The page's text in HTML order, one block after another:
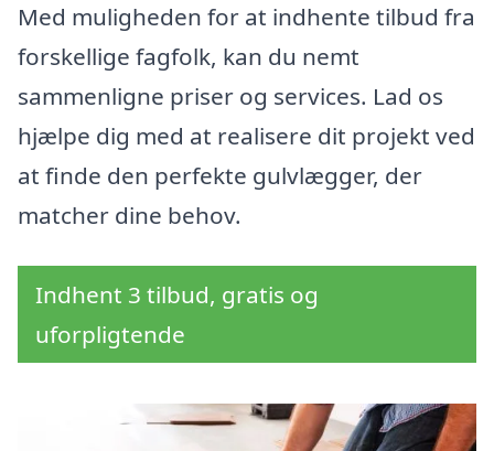
Med muligheden for at indhente tilbud fra
forskellige fagfolk, kan du nemt
sammenligne priser og services. Lad os
hjælpe dig med at realisere dit projekt ved
at finde den perfekte gulvlægger, der
matcher dine behov.
Indhent 3 tilbud, gratis og
uforpligtende